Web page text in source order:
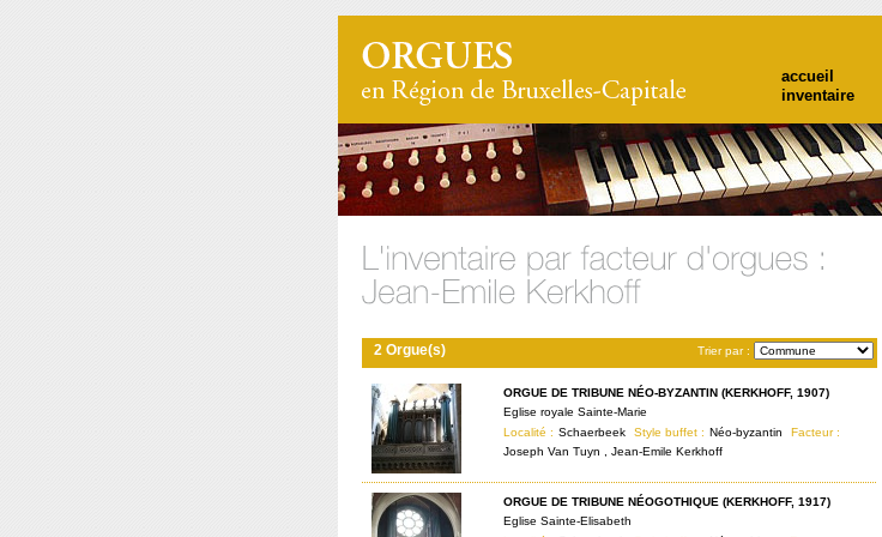
accueil
inventaire
Trier par :
2 Orgue(s)
ORGUE DE TRIBUNE NÉO-BYZANTIN (KERKHOFF, 1907)
Eglise royale Sainte-Marie
Localité : Schaerbeek Style buffet : Néo-byzantin
Facteur :
Joseph Van Tuyn , Jean-Emile Kerkhoff
ORGUE DE TRIBUNE NÉOGOTHIQUE (KERKHOFF, 1917)
Eglise Sainte-Elisabeth